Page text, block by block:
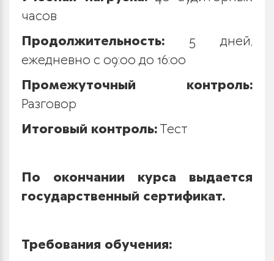
часов
Продолжительность: 5 дней,
ежедневно с 09:00 до 16:00
Промежуточный контроль:
Разговор
Итоговый контроль:Тест
По окончании курса выдается
государственный сертификат.
Требования обучения: